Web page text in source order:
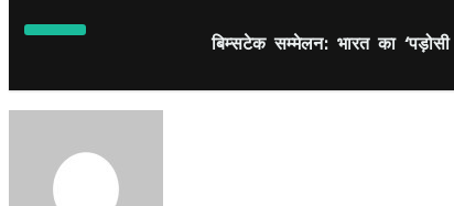
बिम्सटेक सम्मेलन: भारत का